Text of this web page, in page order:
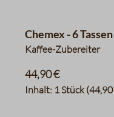
Chemex - 6
Kaffee-Zubereiter
Inhalt: 1 Stück
44,90 €